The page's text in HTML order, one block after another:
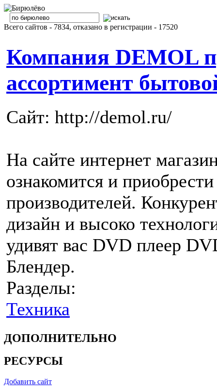
Всего сайтов - 7834, отказано в регистрации - 17520
Компания DEMOL
ассортимент
Сайт: http://demol.ru/
На сайте интернет
ознакомится и
производителей.
дизайн и высоко
удивят вас DVD плеер
Блендер.
Разделы:
Техника
ДОПОЛНИТЕЛЬНО
РЕСУРСЫ
Добавить сайт